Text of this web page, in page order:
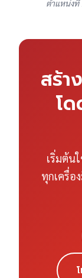
ตำแหน่งที่
สร้า
โ
เริ่มต้น
ทุกเครื่อ